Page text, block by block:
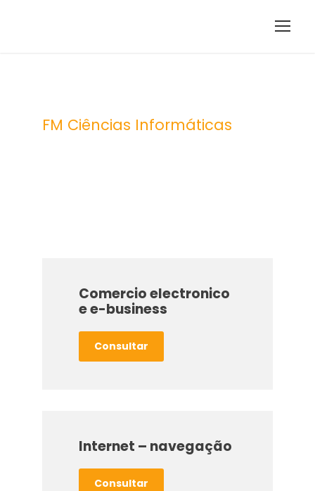
FM Ciências Informáticas
Comercio electronico
e e-business
Consultar
Internet – navegação
Consultar